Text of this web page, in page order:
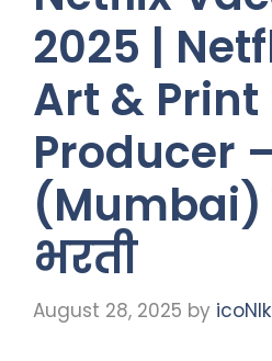
2025 |
Art & Print
Producer
(Mumbai)
भरती
August 28, 2025 by icoNIk